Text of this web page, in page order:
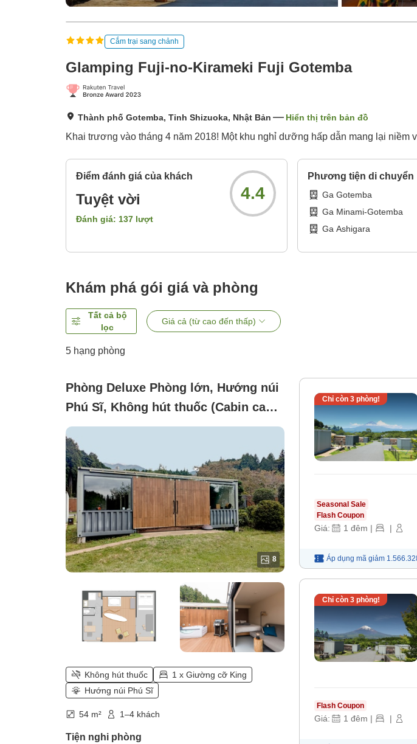
Cắm trại sang chảnh
Glamping Fuji-no-Kirameki Fuji Gotemba
Thành phố Gotemba, Tỉnh Shizuoka, Nhật Bản Hiển thị trên bản đồ
Khai trương vào tháng 4 năm 2018! Một khu nghỉ dưỡng hấp dẫn mang lại
Điểm đánh giá của khách
Tuyệt vời
Đánh giá: 137 lượt
4.4
Phương tiện di chuyển
Ga Gotemba
Ga Minami-Gotemba
Ga Ashigara
Khám phá gói giá và phòng
Tất cả bộ
lọc
Giá cả (từ cao đến thấp)
5 hạng phòng
Phòng Deluxe Phòng lớn, Hướng núi
Phú Sĩ, Không hút thuốc (Cabin cao
cấp Giường King)
8
Không hút thuốc
1 x Giường cỡ King
Hướng núi Phú Sĩ
54 m² 1–4 khách
Tiện nghi phòng
Chỉ còn 3phòng!
Seasonal Sale
Flash Coupon
Giá: 1 đêm | |
Áp dụng mã giảm
Chỉ còn 3phòng!
Flash Coupon
Giá: 1 đêm | |